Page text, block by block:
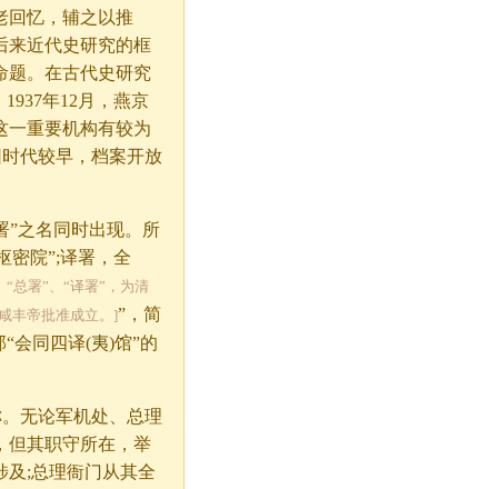
回忆，辅之以推
来近代史研究的框
题。在古代史研究
年12月，燕京
一重要机构有较为
代较早，档案开放
之名同时出现。所
密院”;译署，全
总署”、“译署”，为清
丰帝批准成立。]”，简
会同四译(夷)馆”的
无论军机处、总理
但其职守所在，举
及;总理衙门从其全